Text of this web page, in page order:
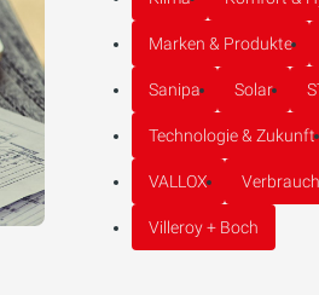
Marken & Produkte
Sanipa Solar
Technologie & Zukunft
VALLOX
Villeroy + Boch